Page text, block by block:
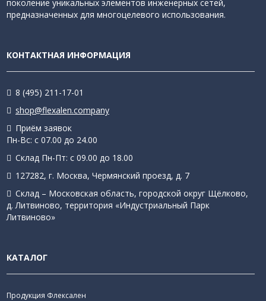
поколение уникальных элементов инженерных сетей,
предназначенных для многоцелевого использования.
КОНТАКТНАЯ ИНФОРМАЦИЯ
8 (495) 211-17-01
shop@flexalen.company
Приём заявок
Пн-Вс: с 07.00 до 24.00
Склад Пн-Пт: с 09.00 до 18.00
127282, г. Москва, Чермянский проезд, д. 7
Склад – Московская область, городской округ Щёлково,
д. Литвиново, территория «Индустриальный Парк
Литвиново»
КАТАЛОГ
Продукция Флексален